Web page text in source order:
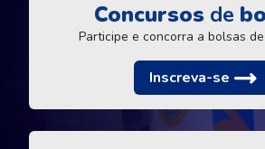
Concursos de
Participe e concorra a bolsas
Inscreva-se